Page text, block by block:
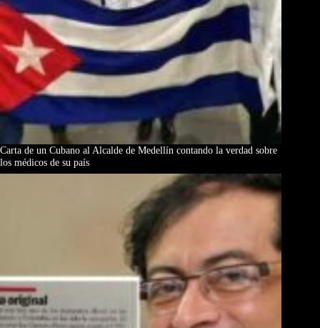
Carta de un Cubano al Alcalde de Medellín contando la verdad sobre
los médicos de su país